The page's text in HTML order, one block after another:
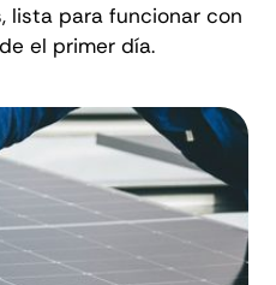
lista para funcionar con
el primer día.